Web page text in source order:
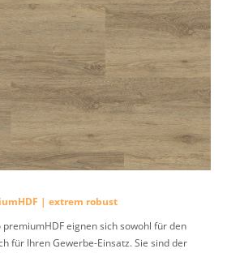
| extrem robust
eignen sich sowohl für den
für Ihren Gewerbe-Einsatz. Sie sind der